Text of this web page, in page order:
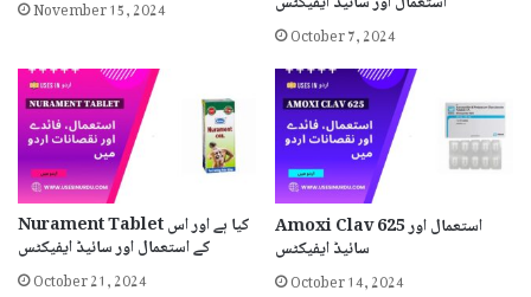
October 7, 2024
Nurament Tablet کیا ہے اور اس
کے استعمال اور سائیڈ ایفیکٹس
October 21, 2024
Amoxi Clav 625 استعمال اور
سائیڈ ایفیکٹس
October 14, 2024